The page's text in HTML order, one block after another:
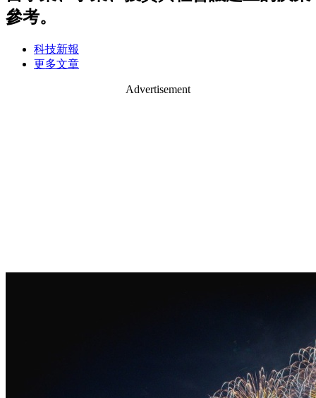
參考。
科技新報
更多文章
Advertisement